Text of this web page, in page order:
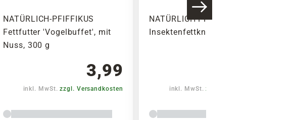
NATÜRLICH-PFIFFIKUS
Fettfutter 'Vogelbuffet', mit
Nuss, 300 g
3,99
inkl. MwSt.zzgl. Versandkosten
NATÜRLICH-PFIFFIKUS
Insektenfettknödel
inkl. MwSt.zzgl. Versandkosten